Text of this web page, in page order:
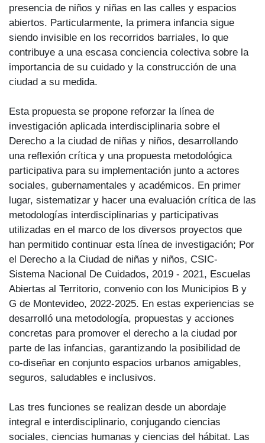
presencia de niños y niñas en las calles y espacios
abiertos. Particularmente, la primera infancia sigue
siendo invisible en los recorridos barriales, lo que
contribuye a una escasa conciencia colectiva sobre la
importancia de su cuidado y la construcción de una
ciudad a su medida.
Esta propuesta se propone reforzar la línea de
investigación aplicada interdisciplinaria sobre el
Derecho a la ciudad de niñas y niños, desarrollando
una reflexión crítica y una propuesta metodológica
participativa para su implementación junto a actores
sociales, gubernamentales y académicos. En primer
lugar, sistematizar y hacer una evaluación crítica de las
metodologías interdisciplinarias y participativas
utilizadas en el marco de los diversos proyectos que
han permitido continuar esta línea de investigación; Por
el Derecho a la Ciudad de niñas y niños, CSIC-
Sistema Nacional De Cuidados, 2019 - 2021, Escuelas
Abiertas al Territorio, convenio con los Municipios B y
G de Montevideo, 2022-2025. En estas experiencias se
desarrolló una metodología, propuestas y acciones
concretas para promover el derecho a la ciudad por
parte de las infancias, garantizando la posibilidad de
co-diseñar en conjunto espacios urbanos amigables,
seguros, saludables e inclusivos.
Las tres funciones se realizan desde un abordaje
integral e interdisciplinario, conjugando ciencias
sociales, ciencias humanas y ciencias del hábitat. Las